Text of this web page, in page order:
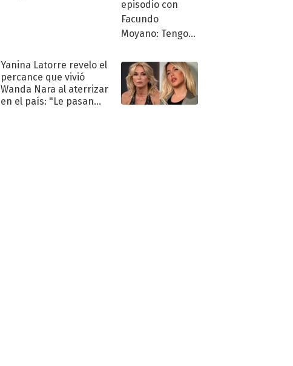
Yanina Latorre revelo el
percance que vivió
Wanda Nara al aterrizar
en el país: "Le pasan